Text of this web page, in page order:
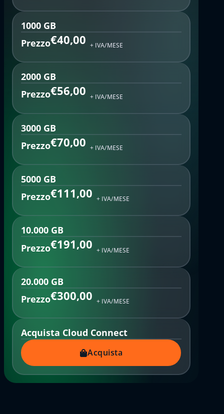
1000 GB
Prezzo€40,00 + IVA/MESE
2000 GB
Prezzo€56,00 + IVA/MESE
3000 GB
Prezzo€70,00 + IVA/MESE
5000 GB
Prezzo€111,00 + IVA/MESE
10.000 GB
Prezzo€191,00 + IVA/MESE
20.000 GB
Prezzo€300,00 + IVA/MESE
Acquista Cloud Connect
Acquista